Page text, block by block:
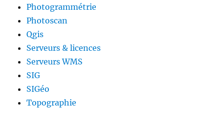
Photogrammétrie
Photoscan
Qgis
Serveurs & licences
Serveurs WMS
SIG
SIGéo
Topographie